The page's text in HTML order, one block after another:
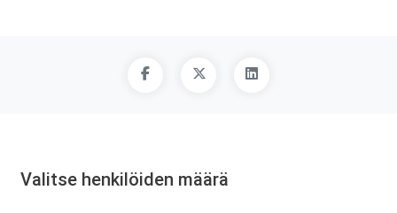
Valitse henkilöiden määrä